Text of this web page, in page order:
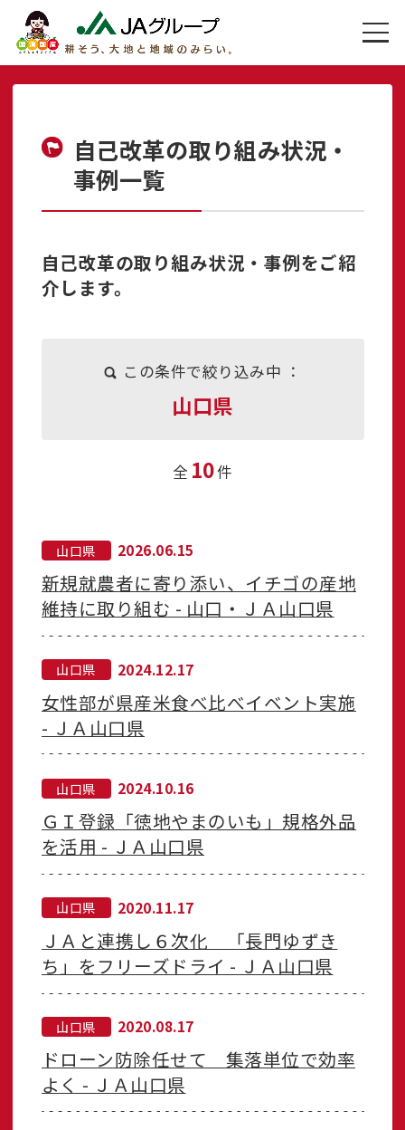
自己改革の取り組み状況・
事例一覧
自己改革の取り組み状況・事例をご紹
介します。
この条件で絞り込み中 ：
山口県
全 10件
山口県 2026.06.15
新規就農者に寄り添い、イチゴの産地
維持に取り組む - 山口・ＪＡ山口県
山口県 2024.12.17
女性部が県産米食べ比べイベント実施
- ＪＡ山口県
山口県 2024.10.16
ＧＩ登録「徳地やまのいも」規格外品
を活用 - ＪＡ山口県
山口県 2020.11.17
ＪＡと連携し６次化 「長門ゆずき
ち」をフリーズドライ - ＪＡ山口県
山口県 2020.08.17
ドローン防除任せて 集落単位で効率
よく - ＪＡ山口県